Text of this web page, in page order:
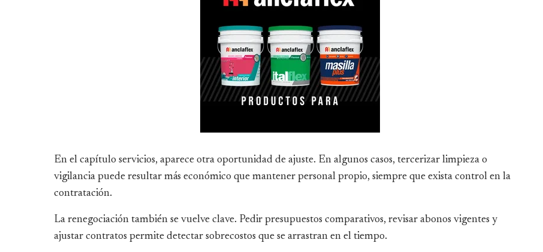
En el capítulo servicios, aparece otra oportunidad de ajuste. En algunos casos, tercerizar limpieza o
vigilancia puede resultar más económico que mantener personal propio, siempre que exista control en la
contratación.
La renegociación también se vuelve clave. Pedir presupuestos comparativos, revisar abonos vigentes y
ajustar contratos permite detectar sobrecostos que se arrastran en el tiempo.